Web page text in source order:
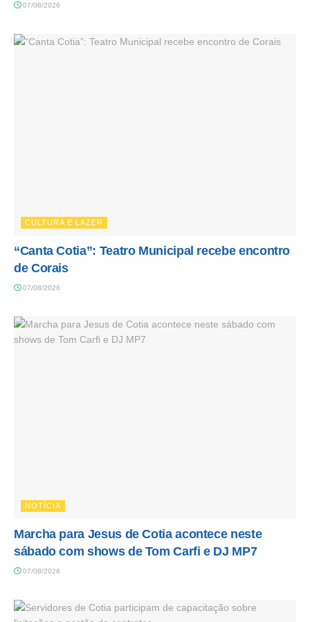
07/08/2026
CULTURA E LAZER
“Canta Cotia”: Teatro Municipal recebe encontro
de Corais
07/08/2026
NOTÍCIA
Marcha para Jesus de Cotia acontece neste
sábado com shows de Tom Carfi e DJ MP7
07/08/2026